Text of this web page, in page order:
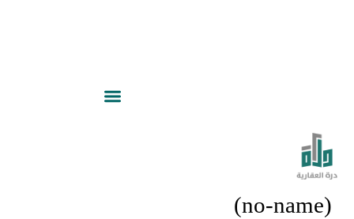
(no-name)